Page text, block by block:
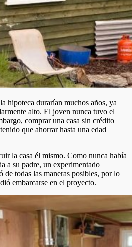
hipoteca durarían muchos años, ya
alto. El joven nunca tuvo el
comprar una casa sin crédito
que ahorrar hasta una edad
la casa él mismo. Como nunca había
a su padre, un experimentado
de todas las maneras posibles, por lo
embarcarse en el proyecto.